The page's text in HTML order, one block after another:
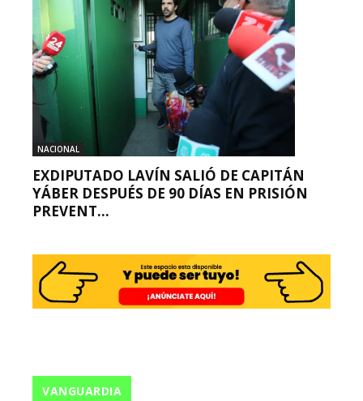
NACIONAL
EXDIPUTADO LAVÍN SALIÓ DE CAPITÁN
YÁBER DESPUÉS DE 90 DÍAS EN PRISIÓN
PREVENT...
VANGUARDIA